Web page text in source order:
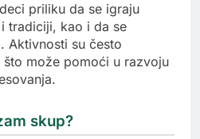
priliku da se igraju
tradiciji, kao i da se
Aktivnosti su često
može pomoći u razvoju
skup?